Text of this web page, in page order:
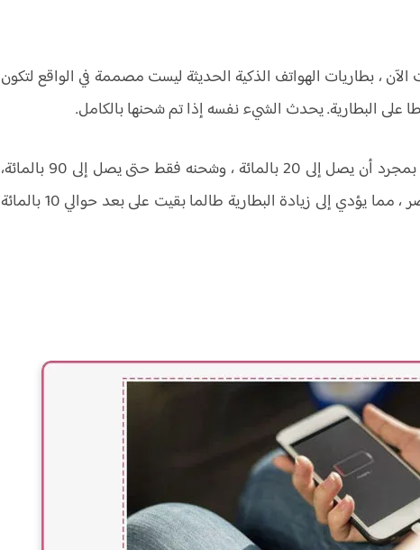
الآن ، بطاريات الهواتف الذكية الحديثة ليست مصممة في الواقع لتكون
على البطارية. يحدث الشيء نفسه إذا تم شحنها بالكامل.
بدلاً من ذلك ، من الأفضل شحن هاتفك بمجرد أن يصل إلى 20 بالمائة ، وشحنه فقط حتى يصل إلى 90 بالمائة،
بدلاً من ذلك يمكنك الالتزام بشحنات أقصر ، مما يؤدي إلى زيادة البطارية طالما بقيت على بعد حوالي 10 بالمائة